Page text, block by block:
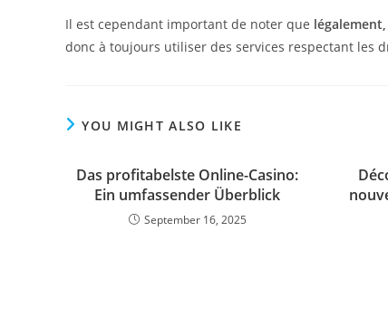
Il est cependant important de noter que
donc à toujours utiliser des services respectant les
YOU MIGHT ALSO LIKE
Das profitabelste Online-Casino:
Ein umfassender Überblick
September 16, 2025